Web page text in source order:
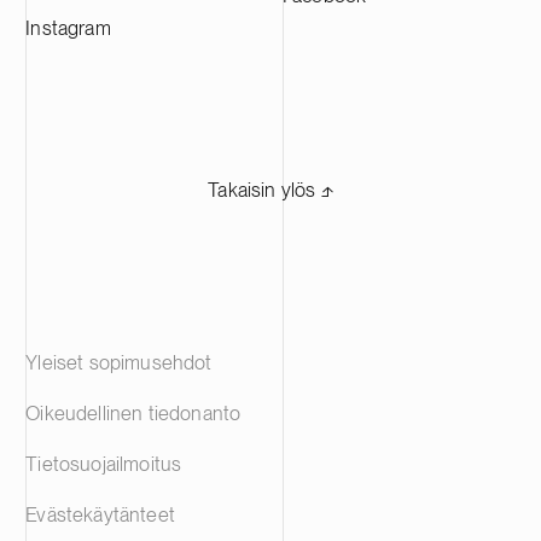
Instagram
Takaisin ylös ⬏
Yleiset sopimusehdot
Oikeudellinen tiedonanto
Tietosuojailmoitus
Evästekäytänteet